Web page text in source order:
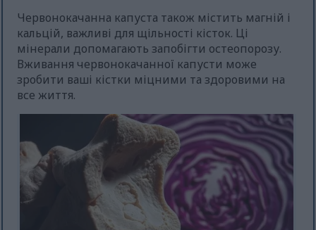
Червонокачанна капуста також містить магній і
кальцій, важливі для щільності кісток. Ці
мінерали допомагають запобігти остеопорозу.
Вживання червонокачанної капусти може
зробити ваші кістки міцними та здоровими на
все життя.